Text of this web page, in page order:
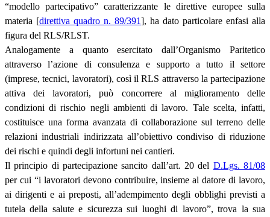
“modello partecipativo” caratterizzante le direttive europee sulla
materia [direttiva quadro n. 89/391], ha dato particolare enfasi alla
figura del RLS/RLST.
Analogamente a quanto esercitato dall’Organismo Paritetico
attraverso l’azione di consulenza e supporto a tutto il settore
(imprese, tecnici, lavoratori), così il RLS attraverso la partecipazione
attiva dei lavoratori, può concorrere al miglioramento delle
condizioni di rischio negli ambienti di lavoro. Tale scelta, infatti,
costituisce una forma avanzata di collaborazione sul terreno delle
relazioni industriali indirizzata all’obiettivo condiviso di riduzione
dei rischi e quindi degli infortuni nei cantieri.
Il principio di partecipazione sancito dall’art. 20 del D.Lgs. 81/08
per cui “i lavoratori devono contribuire, insieme al datore di lavoro,
ai dirigenti e ai preposti, all’adempimento degli obblighi previsti a
tutela della salute e sicurezza sui luoghi di lavoro”, trova la sua